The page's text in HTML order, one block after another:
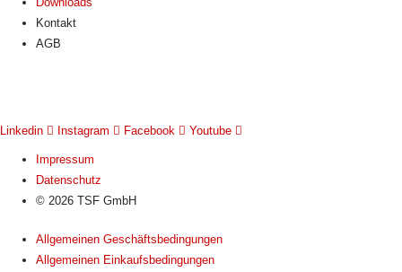
Kontakt
AGB
Linkedin Instagram Facebook Youtube
Impressum
Datenschutz
© 2026 TSF GmbH
Allgemeinen Geschäftsbedingungen
Allgemeinen Einkaufsbedingungen